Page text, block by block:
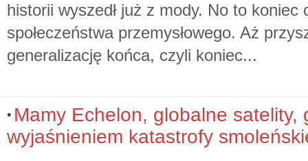
historii wyszedł już z mody. No to koniec
społeczeństwa przemysłowego. Aż
generalizację końca, czyli koniec...
Mamy Echelon, globalne
wyjaśnieniem katastrofy